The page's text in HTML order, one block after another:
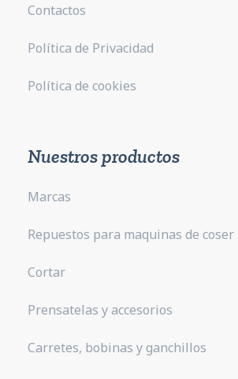
Contactos
Política de Privacidad
Política de cookies
Nuestros productos
Marcas
Repuestos para maquinas de coser
Cortar
Prensatelas y accesorios
Carretes, bobinas y ganchillos